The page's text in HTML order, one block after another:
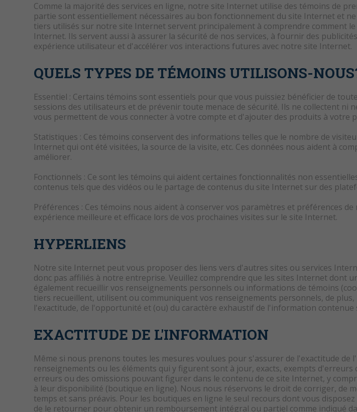
Comme la majorité des services en ligne, notre site Internet utilise des témoins de
partie sont essentiellement nécessaires au bon fonctionnement du site Internet et
tiers utilisés sur notre site Internet servent principalement à comprendre comment
Internet. Ils servent aussi à assurer la sécurité de nos services, à fournir des
expérience utilisateur et d'accélérer vos interactions futures avec notre site Internet.
QUELS TYPES DE TÉMOINS UTILISONS-
Essentiel : Certains témoins sont essentiels pour que vous puissiez bénéficier de
sessions des utilisateurs et de prévenir toute menace de sécurité. Ils ne collectent
vous permettent de vous connecter à votre compte et d'ajouter des produits à votre
Statistiques : Ces témoins conservent des informations telles que le nombre de
Internet qui ont été visitées, la source de la visite, etc. Ces données nous aident à
améliorer.
Fonctionnels : Ce sont les témoins qui aident certaines fonctionnalités non
contenus tels que des vidéos ou le partage de contenus du site Internet sur des
Préférences : Ces témoins nous aident à conserver vos paramètres et préférences
expérience meilleure et efficace lors de vos prochaines visites sur le site Internet.
HYPERLIENS
Notre site Internet peut vous proposer des liens vers d'autres sites ou services
donc pas affiliés à notre entreprise. Veuillez comprendre que les sites Internet
également recueillir vos renseignements personnels ou informations de témoins
tiers recueillent, utilisent ou communiquent vos renseignements personnels, de
l'exactitude, de l'opportunité et (ou) du caractère exhaustif de l'information contenue
EXACTITUDE DE L'INFORMATION
Même si nous prenons toutes les mesures voulues pour s'assurer de l'exactitude
renseignements ou les éléments qui y figurent sont à jour, exacts, exempts
erreurs ou des omissions pouvant figurer dans le contenu de ce site Internet, y
à leur disponibilité (boutique en ligne). Nous nous réservons le droit de corriger,
temps et sans préavis. Pour les boutiques en ligne le seul recours dont vous
de le retourner pour obtenir un remboursement intégral ou partiel comme indiqué